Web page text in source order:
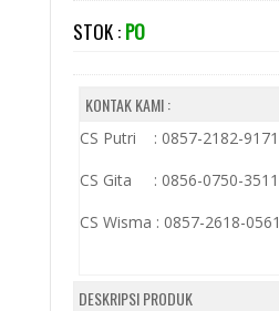
STOK : PO
KONTAK KAMI :
CS Putri : 0857-2182-9171
CS Gita : 0856-0750-3511
CS Wisma : 0857-2618-0561
DESKRIPSI PRODUK